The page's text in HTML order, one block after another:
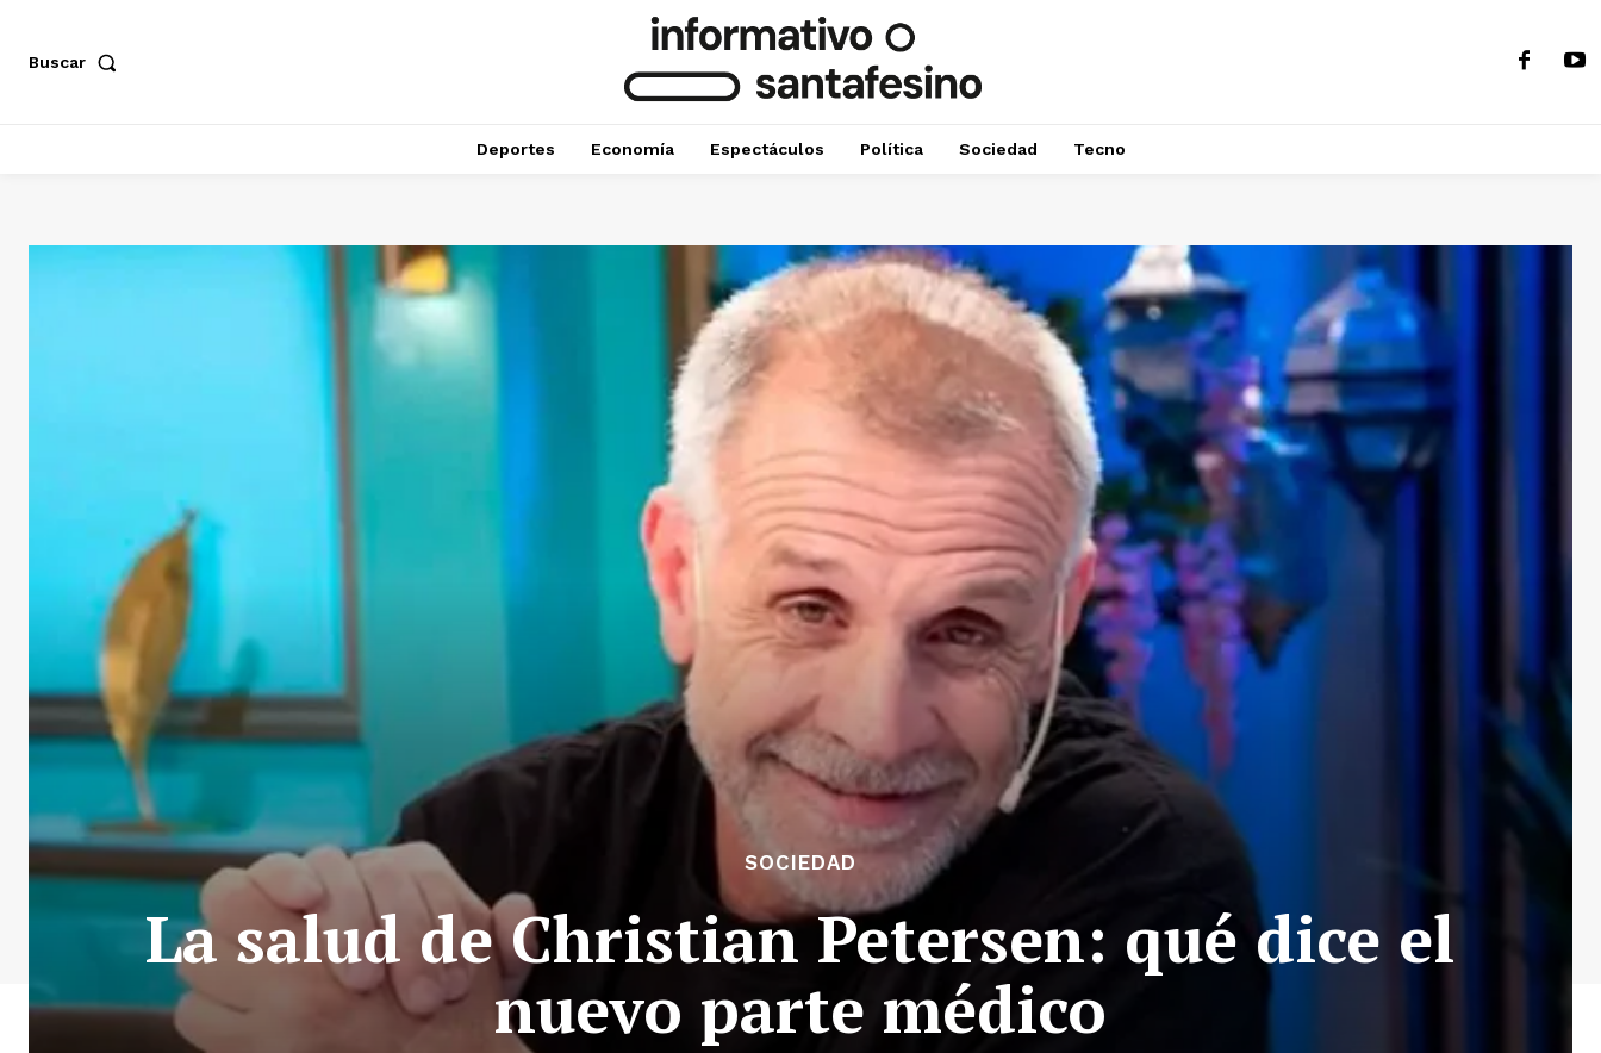
Buscar
Deportes Economía Espectáculos Política Sociedad Tecno
SOCIEDAD
La salud de Christian Petersen: qué dice el
nuevo parte médico